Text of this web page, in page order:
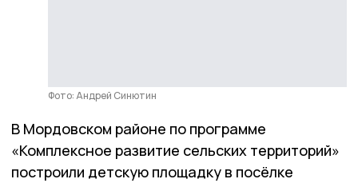
Фото: Андрей Синютин
В Мордовском районе по программе
«Комплексное развитие сельских территорий»
построили детскую площадку в посёлке